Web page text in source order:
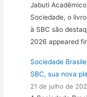
Jabuti
Sociedade, o
à SBC são
2026 appeared
Sociedade
SBC, sua nova
21 de julho de